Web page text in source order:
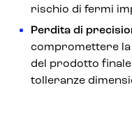
rischio di fermi
Perdita di
compromettere la
del prodotto
tolleranze